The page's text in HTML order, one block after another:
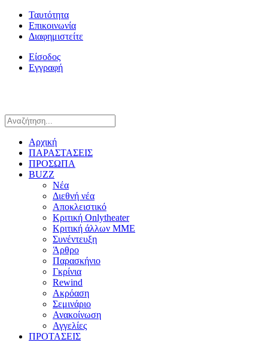
Ταυτότητα
Επικοινωνία
Διαφημιστείτε
Είσοδος
Εγγραφή
Αρχική
ΠΑΡΑΣΤΑΣΕΙΣ
ΠΡΟΣΩΠΑ
BUZZ
Νέα
Διεθνή νέα
Αποκλειστικό
Κριτική Onlytheater
Κριτική άλλων ΜΜΕ
Συνέντευξη
Άρθρο
Παρασκήνιο
Γκρίνια
Rewind
Ακρόαση
Σεμινάριο
Ανακοίνωση
Αγγελίες
ΠΡΟΤΑΣΕΙΣ